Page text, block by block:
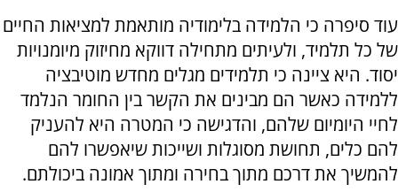
עוד סיפרה כי הלמידה בלימודיה מותאמת למציאות החיים
של כל תלמיד, ולעיתים מתחילה דווקא מחיזוק מיומנויות
יסוד. היא ציינה כי תלמידים מגלים מחדש מוטיבציה
ללמידה כאשר הם מבינים את הקשר בין החומר הנלמד
לחיי היומיום שלהם, והדגישה כי המטרה היא להעניק
להם כלים, תחושת מסוגלות ושייכות שיאפשרו להם
להמשיך את דרכם מתוך בחירה ומתוך אמונה ביכולתם.